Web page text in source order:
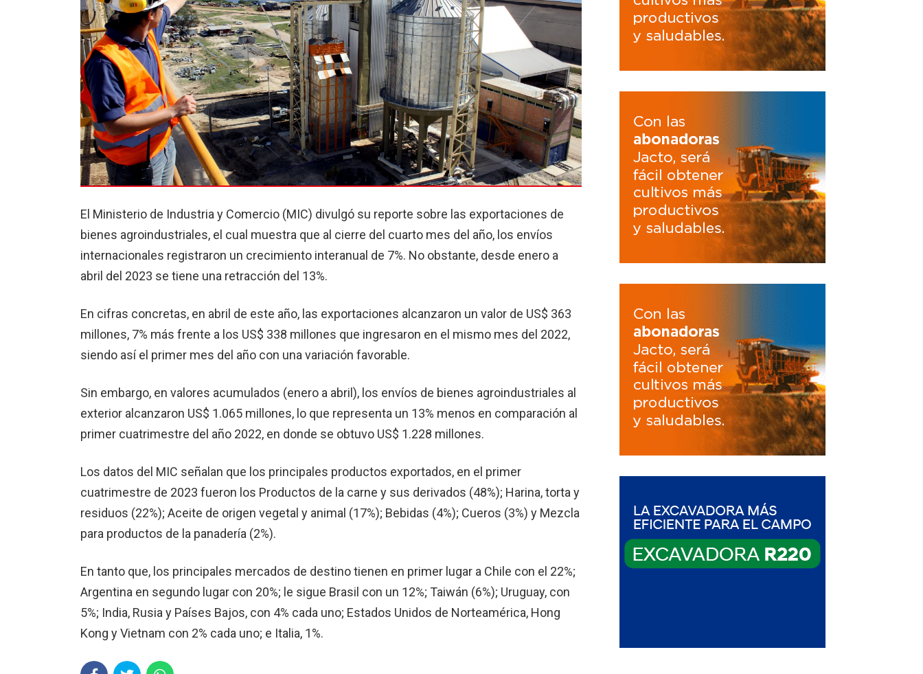
El Ministerio de Industria y Comercio (MIC) divulgó su reporte sobre las exportaciones de
bienes agroindustriales, el cual muestra que al cierre del cuarto mes del año, los envíos
internacionales registraron un crecimiento interanual de 7%. No obstante, desde enero a
abril del 2023 se tiene una retracción del 13%.
En cifras concretas, en abril de este año, las exportaciones alcanzaron un valor de US$ 363
millones, 7% más frente a los US$ 338 millones que ingresaron en el mismo mes del 2022,
siendo así el primer mes del año con una variación favorable.
Sin embargo, en valores acumulados (enero a abril), los envíos de bienes agroindustriales al
exterior alcanzaron US$ 1.065 millones, lo que representa un 13% menos en comparación al
primer cuatrimestre del año 2022, en donde se obtuvo US$ 1.228 millones.
Los datos del MIC señalan que los principales productos exportados, en el primer
cuatrimestre de 2023 fueron los Productos de la carne y sus derivados (48%); Harina, torta y
residuos (22%); Aceite de origen vegetal y animal (17%); Bebidas (4%); Cueros (3%) y Mezcla
para productos de la panadería (2%).
En tanto que, los principales mercados de destino tienen en primer lugar a Chile con el 22%;
Argentina en segundo lugar con 20%; le sigue Brasil con un 12%; Taiwán (6%); Uruguay, con
5%; India, Rusia y Países Bajos, con 4% cada uno; Estados Unidos de Norteamérica, Hong
Kong y Vietnam con 2% cada uno; e Italia, 1%.